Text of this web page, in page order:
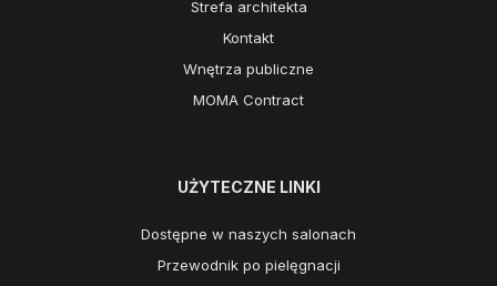
Strefa architekta
Kontakt
Wnętrza publiczne
MOMA Contract
UŻYTECZNE LINKI
Dostępne w naszych salonach
Przewodnik po pielęgnacji